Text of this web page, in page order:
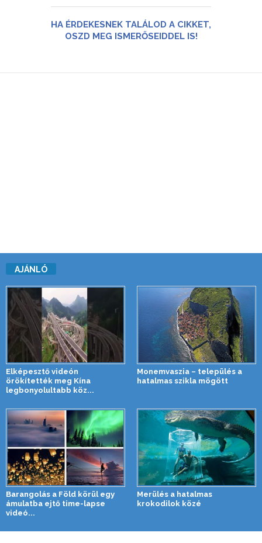
HA ÉRDEKESNEK TALÁLOD A CIKKET,
OSZD MEG ISMERŐSEIDDEL IS!
AJÁNLÓ
Elképesztő videón
örökítették meg Kína
legbonyolultabb köz...
Monemvaszia – település a
hatalmas szikla mögött
Barangolás a Föld körül egy
ámulatba ejtő time-lapse
videó...
Merülés a hatalmas
krokodilok közé